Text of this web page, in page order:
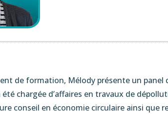
de formation, Mélody présente un panel
été chargée d’affaires en travaux de
conseil en économie circulaire ainsi que